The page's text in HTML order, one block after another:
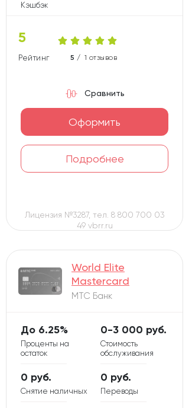
5
Рейтинг карты5 / 1 отзывов
Кэшбэк
Оформить
Подробнее
Сравнить
Лицензия №3287, тел. 8 800 700 03
49 vbrr.ru
World Elite
Mastercard
МТС Банк
Проценты на
остаток
До 6.25%
Стоимость
обслуживания
0-3 000 руб.
Снятие наличных
0 руб.
Переводы
0 руб.